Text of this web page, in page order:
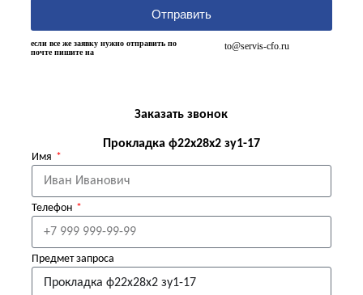
Отправить
если все же заявку нужно отправить по
почте пишите на
to@servis-cfo.ru
Заказать звонок
Прокладка ф22х28х2 зу1-17
Имя
Телефон
Предмет запроса